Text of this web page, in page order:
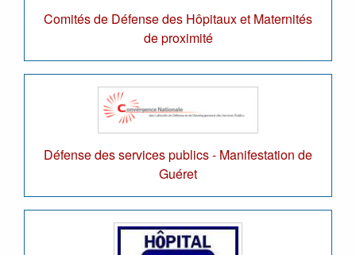
Comités de Défense des Hôpitaux et Maternités
de proximité
Défense des services publics - Manifestation de
Guéret